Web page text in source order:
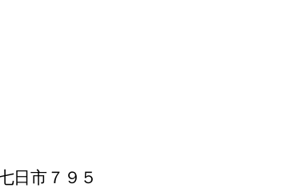
日市７９５